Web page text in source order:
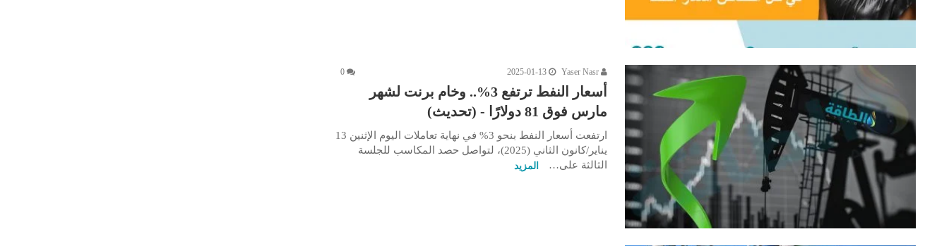
Yaser Nasr
2025-01-13
0
أسعار النفط ترتفع 3%.. وخام برنت لشهر
مارس فوق 81 دولارًا - (تحديث)
ارتفعت أسعار النفط بنحو 3% في نهاية تعاملات اليوم الإثنين 13
يناير/كانون الثاني (2025)، لتواصل حصد المكاسب للجلسة
الثالثة على…
المزيد